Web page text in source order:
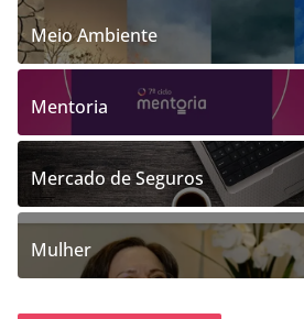
Meio Ambiente
Mentoria
Mercado de Seguros
Mulher